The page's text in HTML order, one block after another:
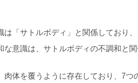
「サトルボディ」と関係しており、
な意識は、サトルボディの不調和と関
肉体を覆うように存在しており、7つ